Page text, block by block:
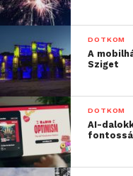
DOTKOM
A
Sziget
DOTKOM
AI-